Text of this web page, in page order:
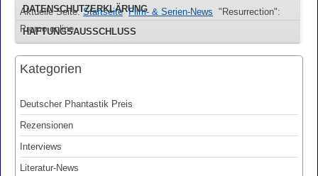
DATENSCHUTZERKLÄRUNG
HAFTUNGSAUSSCHLUSS
Aktuelle Seite:Startseite Film- & Serien-News "Resurrection":
Promo online
Kategorien
Deutscher Phantastik Preis
Rezensionen
Interviews
Literatur-News